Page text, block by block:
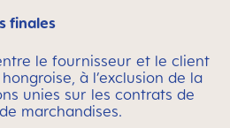
finales
le fournisseur et le client
à l’exclusion de la
unies sur les contrats de
marchandises.